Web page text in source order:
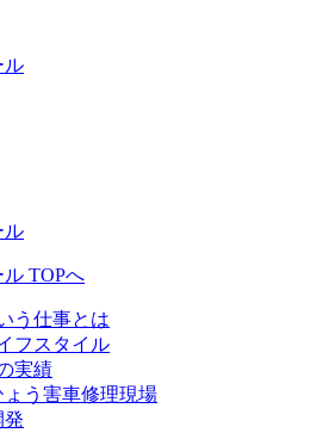
ル
ル
TOPへ
う仕事とは
フスタイル
実績
ょう害車修理現場
発